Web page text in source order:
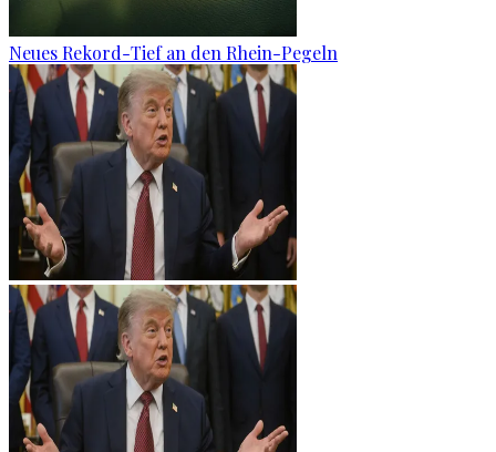
Neues Rekord-Tief an den Rhein-Pegeln